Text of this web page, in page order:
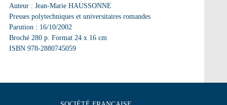
Auteur : Jean-Marie HAUSSONNE
Presses polytechniques et universitaires romandes
Parution : 16/10/2002
Broché 280 p. Format 24 x 16 cm
ISBN 978-2880745059